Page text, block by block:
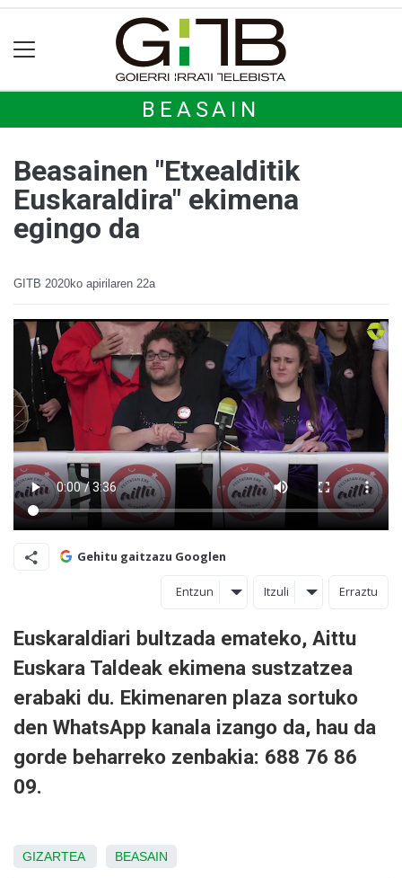
BEASAIN
Beasainen "Etxealditik
Euskaraldira" ekimena
egingo da
GITB 2020ko apirilaren 22a
Gehitu gaitzazu Googlen
Entzun Itzuli Erraztu
Euskaraldiari bultzada emateko, Aittu
Euskara Taldeak ekimena sustzatzea
erabaki du. Ekimenaren plaza sortuko
den WhatsApp kanala izango da, hau da
gorde beharreko zenbakia: 688 76 86
09.
GIZARTEA BEASAIN